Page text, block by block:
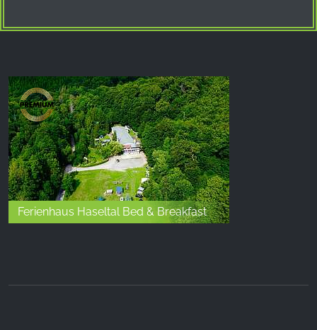
Ferienhaus Haseltal Bed & Breakfast